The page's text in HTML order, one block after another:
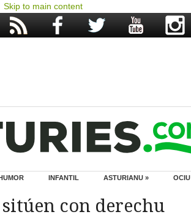
Skip to main content
INFANTIL ASTURIANU » OCIU
con derechu